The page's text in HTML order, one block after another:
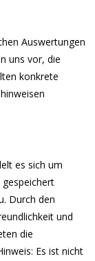
Auswertungen
uns vor, die
konkrete
es sich um
Durch den
und
die
Es ist nicht